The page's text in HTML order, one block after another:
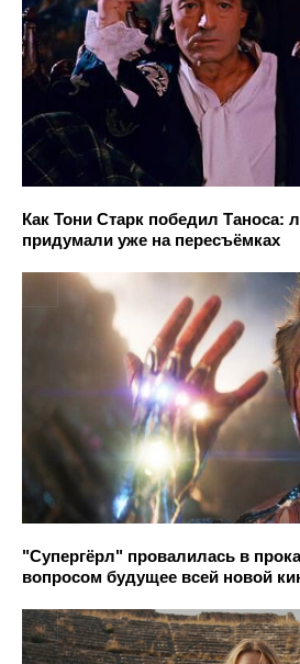
Как Тони Старк победил Таноса:
придумали уже на пересъёмках
"Супергёрл" провалилась в
вопросом будущее всей новой